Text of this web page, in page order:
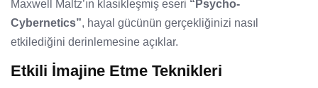
Maxwell Maltz’ın klasikleşmiş eseri “Psycho-
Cybernetics”, hayal gücünün gerçekliğinizi nasıl
etkilediğini derinlemesine açıklar.
Etkili İmajine Etme Teknikleri